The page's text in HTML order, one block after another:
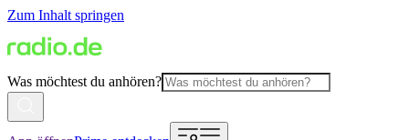
Zum Inhalt springen
Was möchtest du anhören?